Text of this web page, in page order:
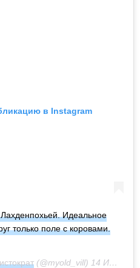
в Instagram
Идеальное
только поле с коровами.
(@myold_vill) 14 Июл 2020 в 10:02 PDT